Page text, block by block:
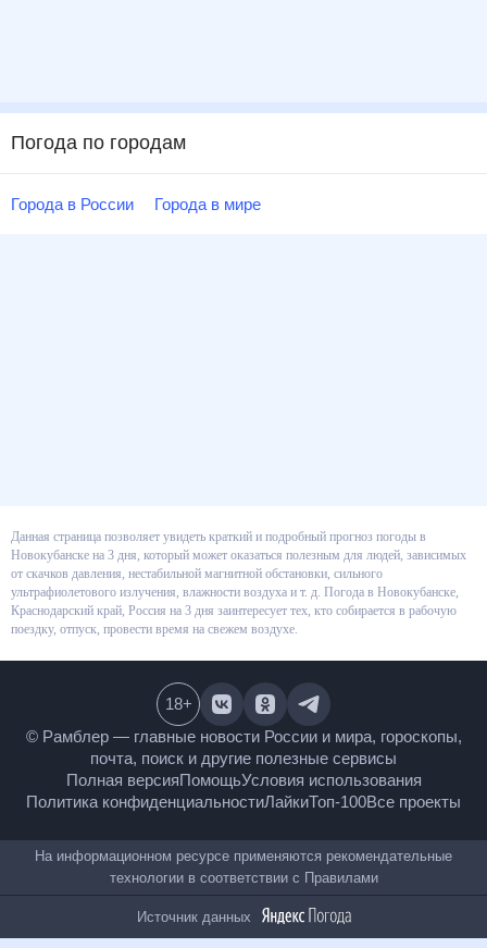
Погода по городам
Города в России Города в мире
Данная страница позволяет увидеть краткий и подробный прогноз
погоды в Новокубанске на 3 дня, который может оказаться полезным для
людей, зависимых от скачков давления, нестабильной магнитной
обстановки, сильного ультрафиолетового излучения, влажности воздуха
и т. д. Погода в Новокубанске, Краснодарский край, Россия на 3 дня
заинтересует тех, кто собирается в рабочую поездку, отпуск, провести
© Рамблер — главные новости России и мира,
гороскопы, почта, поиск и другие полезные сервисы
Полная версияПомощьУсловия использования
Все проекты
18+
На информационном ресурсе применяются
рекомендательные технологии в соответствии с